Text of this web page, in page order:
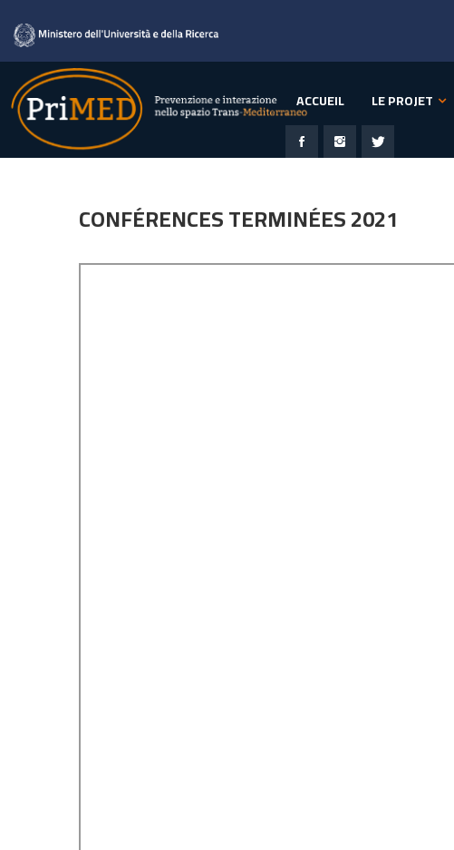
ACCUEIL LE PROJET
CONFÉRENCES TERMINÉES 2021